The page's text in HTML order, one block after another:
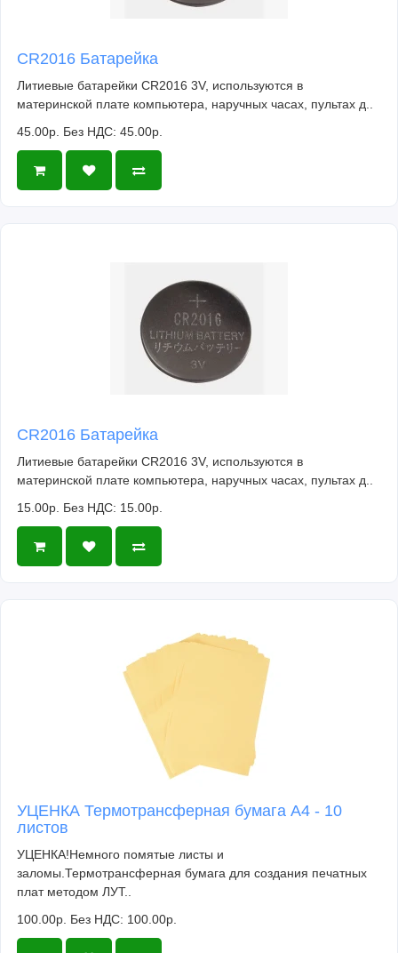
CR2016 Батарейка
Литиевые батарейки CR2016 3V, используются в
материнской плате компьютера, наручных часах, пультах д..
45.00р. Без НДС: 45.00р.
CR2016 Батарейка
Литиевые батарейки CR2016 3V, используются в
материнской плате компьютера, наручных часах, пультах д..
15.00р. Без НДС: 15.00р.
УЦЕНКА Термотрансферная бумага А4 - 10
листов
УЦЕНКА!Немного помятые листы и
заломы.Термотрансферная бумага для создания печатных
плат методом ЛУТ..
100.00р. Без НДС: 100.00р.